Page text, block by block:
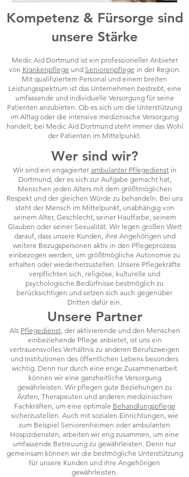
Kompetenz & Fürsorge sind
unsere Stärke
Medic Aid Dortmund ist ein professioneller Anbieter
von Krankenpflege und Seniorenpflege in der Region.
Mit qualifiziertem Personal und einem breiten
Leistungsspektrum ist das Unternehmen bestrebt, eine
umfassende und individuelle Versorgung für seine
Patienten anzubieten. Ob es sich um die Unterstützung
im Alltag oder die intensive medizinische Versorgung
handelt, bei Medic Aid Dortmund steht immer das Wohl
der Patienten im Mittelpunkt.
Wer sind wir?
Wir sind ein engagierter ambulanter Pflegedienstin
Dortmund, der es sich zur Aufgabe gemacht hat,
Menschen jeden Alters mit dem größtmöglichen
Respekt und der gleichen Würde zu behandeln. Bei uns
steht der Mensch im Mittelpunkt, unabhängig von
seinem Alter, Geschlecht, seiner Hautfarbe, seinem
Glauben oder seiner Sexualität. Wir legen großen Wert
darauf, dass unsere Kunden, ihre Angehörigen und
weitere Bezugspersonen aktiv in den Pflegeprozess
einbezogen werden, um größtmögliche Autonomie zu
erhalten oder wiederherzustellen. Unsere Pflegekräfte
verpflichten sich, religiöse, kulturelle und
psychologische Bedürfnisse bestmöglich zu
berücksichtigen und setzen sich auch gegenüber
Dritten dafür ein.
Unsere Partner
Als Pflegedienst, der aktivierende und den Menschen
einbeziehende Pflege anbietet, ist uns ein
vertrauensvolles Verhältnis zu anderen Berufszweigen
und Institutionen des öffentlichen Lebens besonders
wichtig. Denn nur durch eine enge Zusammenarbeit
können wir eine ganzheitliche Versorgung
gewährleisten. Wir pflegen gute Beziehungen zu
Ärzten, Therapeuten und anderen medizinischen
Fachkräften, um eine optimale Behandlungspflege
sicherzustellen. Auch mit sozialen Einrichtungen, wie
zum Beispiel Seniorenheimen oder ambulanten
Hospizdiensten, arbeiten wir eng zusammen, um eine
umfassende Betreuung zu gewährleisten. Denn nur
gemeinsam können wir die bestmögliche Unterstützung
für unsere Kunden und ihre Angehörigen
gewährleisten.